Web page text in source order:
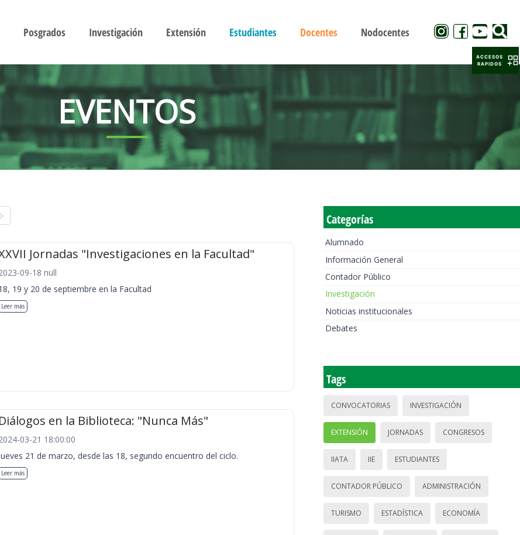
Posgrados Investigación Extensión Estudiantes Docentes Nodocentes
EVENTOS
Jornadas "Investigaciones en la Facultad"
09-18 null
19 y 20 de septiembre en la Facultad
Leer más
Diálogos en la Biblioteca: "Nunca Más"
03-21 18:00:00
21 de marzo, desde las 18, segundo encuentro del ciclo.
Leer más
Categorías
Alumnado
Información General
Contador Público
Investigación
Noticias institucionales
Debates
Tags
CONVOCATORIAS INVESTIGACIÓN
EXTENSIÓN JORNADAS CONGRESOS
IIATA IIE ESTUDIANTES
CONTADOR PÚBLICO ADMINISTRACIÓN
TURISMO ESTADÍSTICA ECONOMÍA
ACCESOS
RAPIDOS